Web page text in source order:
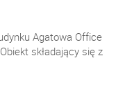
Agatowa Office
składający się z